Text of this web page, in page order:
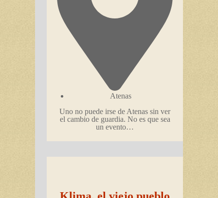
Atenas
Uno no puede irse de Atenas sin ver
el cambio de guardia. No es que sea
un evento…